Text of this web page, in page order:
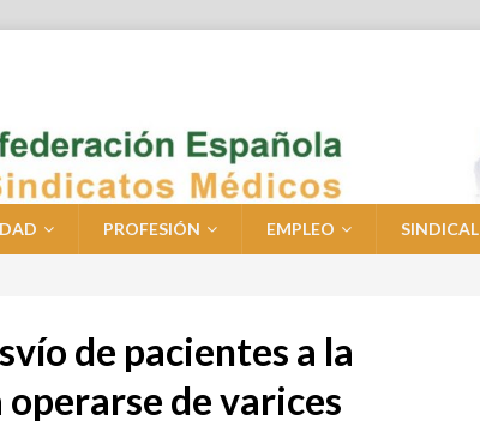
PROFESIÓN EMPLEO SINDICAL
de pacientes a la
de varices